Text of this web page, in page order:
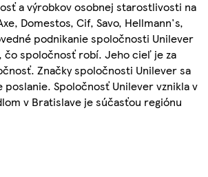
a výrobkov osobnej starostlivosti na
Domestos, Cif, Savo, Hellmann's,
podnikanie spoločnosti Unilever
čo spoločnosť robí. Jeho cieľ je za
Značky spoločnosti Unilever sa
Spoločnosť Unilever vznikla v
v Bratislave je súčasťou regiónu